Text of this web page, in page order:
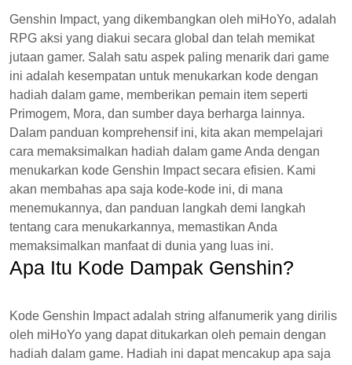
Genshin Impact, yang dikembangkan oleh miHoYo, adalah
RPG aksi yang diakui secara global dan telah memikat
jutaan gamer. Salah satu aspek paling menarik dari game
ini adalah kesempatan untuk menukarkan kode dengan
hadiah dalam game, memberikan pemain item seperti
Primogem, Mora, dan sumber daya berharga lainnya.
Dalam panduan komprehensif ini, kita akan mempelajari
cara memaksimalkan hadiah dalam game Anda dengan
menukarkan kode Genshin Impact secara efisien. Kami
akan membahas apa saja kode-kode ini, di mana
menemukannya, dan panduan langkah demi langkah
tentang cara menukarkannya, memastikan Anda
memaksimalkan manfaat di dunia yang luas ini.
Apa Itu Kode Dampak Genshin?
Kode Genshin Impact adalah string alfanumerik yang dirilis
oleh miHoYo yang dapat ditukarkan oleh pemain dengan
hadiah dalam game. Hadiah ini dapat mencakup apa saja